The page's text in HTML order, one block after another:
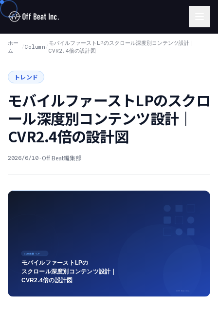
ホー
ム
/ Column /
モバイルファーストLPのスクロール深度別コンテンツ設計｜
CVR2.4倍の設計図
トレンド
モバイルファーストLPのスクロ
ール深度別コンテンツ設計｜
CVR2.4倍の設計図
2026/6/10· Off Beat編集部